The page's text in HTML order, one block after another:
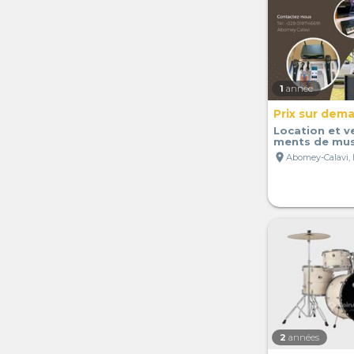
1 année
Prix sur
Location et
ments de
location_on Abomey-
2 années